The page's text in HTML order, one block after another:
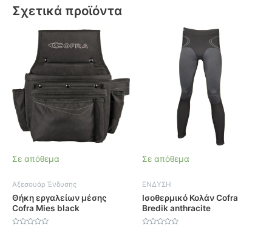
Σχετικά προϊόντα
Σε απόθεμα
Αξεσουάρ Ένδυσης
Θήκη εργαλείων μέσης
Cofra Mies black
Σε απόθεμα
ΕΝΔΥΣΗ
Ισοθερμικό Κολάν Cofra
Bredik anthracite
Αυτό
το
προϊόν
έχει
πολλαπλές
παραλλαγές.
Οι
επιλογές
μπορούν
σελίδα
του